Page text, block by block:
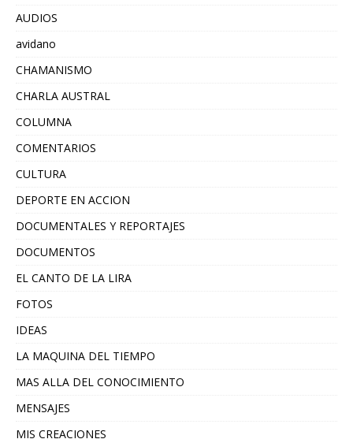
AUDIOS
avidano
CHAMANISMO
CHARLA AUSTRAL
COLUMNA
COMENTARIOS
CULTURA
DEPORTE EN ACCION
DOCUMENTALES Y REPORTAJES
DOCUMENTOS
EL CANTO DE LA LIRA
FOTOS
IDEAS
LA MAQUINA DEL TIEMPO
MAS ALLA DEL CONOCIMIENTO
MENSAJES
MIS CREACIONES